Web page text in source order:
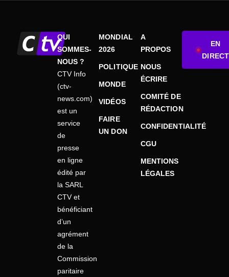
QUI
SOMMES-
NOUS ?
CTV Info
(ctv-
news.com)
est un
service
de
presse
en ligne
édité par
la SARL
CTV et
bénéficiant
d’un
agrément
de la
Commission
paritaire
MONDIAL
2026
POLITIQUE
MONDE
VIDÉOS
FAIRE
UN DON
A
PROPOS
NOUS
ÉCRIRE
COMITÉ DE
RÉDACTION
CONFIDENTIALITÉ
CGU
MENTIONS
LÉGALES
EN
DIRECT